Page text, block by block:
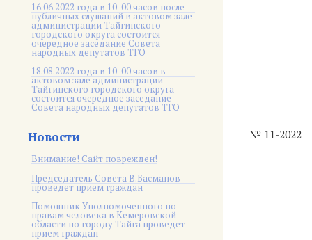
16.06.2022 года в 10-00 часов после
публичных слушаний в актовом зале
администрации Тайгинского
городского округа состоится
очередное заседание Совета
народных депутатов ТГО
18.08.2022 года в 10-00 часов в
актовом зале администрации
Тайгинского городского округа
состоится очередное заседание
Совета народных депутатов ТГО
Новости
Внимание! Сайт поврежден!
Председатель Совета В.Басманов
проведет прием граждан
Помощник Уполномоченного по
правам человека в Кемеровской
области по городу Тайга проведет
прием граждан
№ 11-2022